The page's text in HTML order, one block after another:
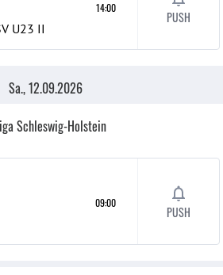
U23 II
14:00
PUSH
Sa., 12.09.2026
Schleswig-Holstein
09:00
PUSH